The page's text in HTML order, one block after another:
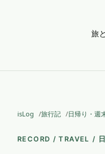
旅
isLog 旅行記 日帰り・週
RECORD / TRAVEL /